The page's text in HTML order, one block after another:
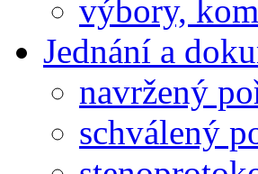
výbory,
Jednání a
navržený
schválený